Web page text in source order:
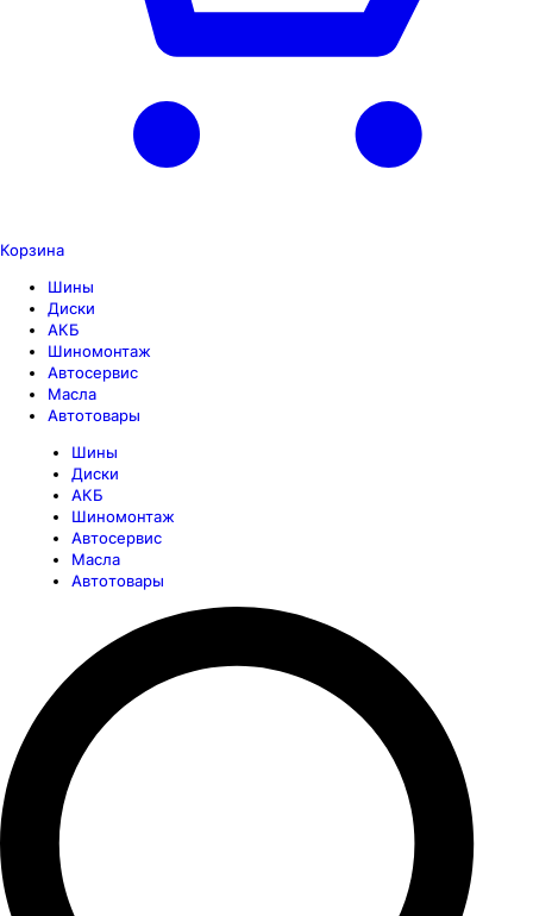
Корзина
Шины
Диски
АКБ
Шиномонтаж
Автосервис
Масла
Автотовары
Шины
Диски
АКБ
Шиномонтаж
Автосервис
Масла
Автотовары